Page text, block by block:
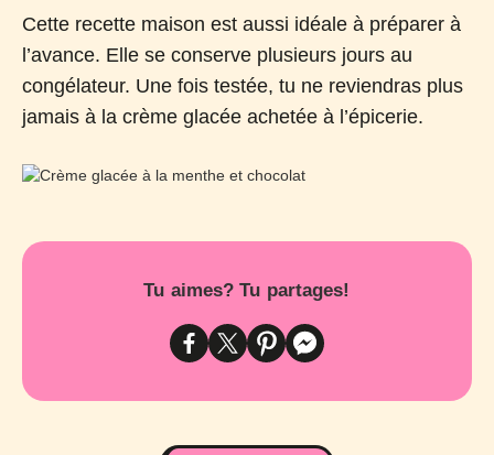
Cette recette maison est aussi idéale à préparer à
l’avance. Elle se conserve plusieurs jours au
congélateur. Une fois testée, tu ne reviendras plus
jamais à la crème glacée achetée à l’épicerie.
Tu aimes? Tu partages!